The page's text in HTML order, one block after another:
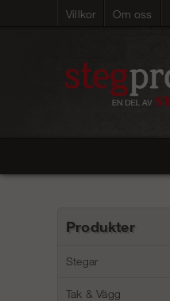
Villkor Om oss
Produkter
Stegar
Tak & Vägg